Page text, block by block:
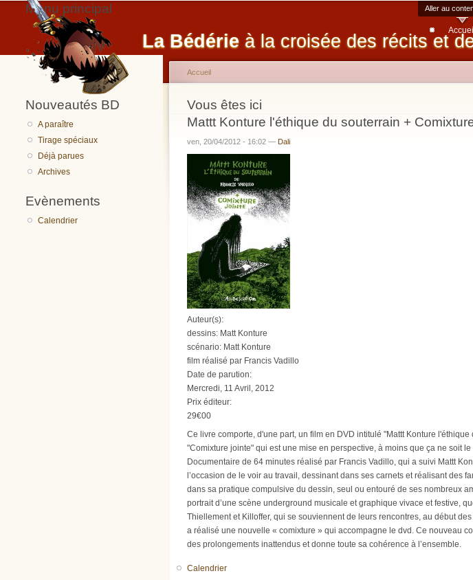
Aller au
La Bédérie à la croisée des récits et
Menu principal
Accueil
Nouveautés BD
A paraître
Tirage spéciaux
Déjà parues
Archives
Evènements
Calendrier
Vous êtes ici
Accueil
Mattt Konture l'éthique du souterrain +
ven, 20/04/2012 - 16:02 — Dali
Auteur(s):
dessins: Matt Konture
scénario: Matt Konture
film réalisé par Francis Vadillo
Date de parution:
Mercredi, 11 Avril, 2012
Prix éditeur:
29€00
Ce livre comporte, d'une part, un film en DVD intitulé "Mattt Konture
"Comixture jointe" qui est une mise en perspective, à moins que ça ne soit
Documentaire de 64 minutes réalisé par Francis Vadillo, qui a suivi Mattt
l’occasion de le voir au travail, dessinant dans ses carnets et réalisant des
dans sa pratique compulsive du dessin, seul ou entouré de ses nombreux
portrait d’une scène underground musicale et graphique vivace et festive,
Thiellement et Killoffer, qui se souviennent de leurs rencontres, au début
a réalisé une nouvelle « comixture » qui accompagne le dvd. Ce nouveau
des prolongements inattendus et donne toute sa cohérence à l’ensemble.
Calendrier